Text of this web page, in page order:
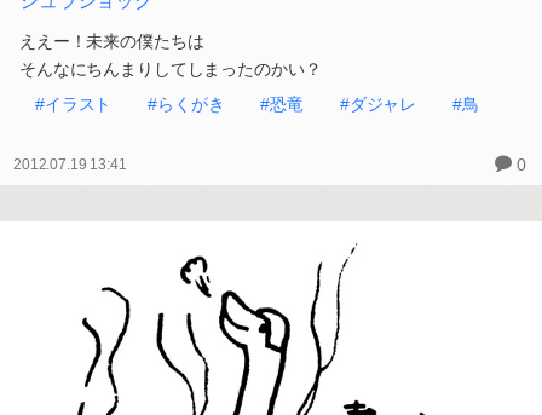
ええー！未来の僕たちは
そんなにちんまりしてしまったのかい？
#イラスト
#らくがき #恐竜 #ダジャレ #鳥
2012.07.19 13:41 0